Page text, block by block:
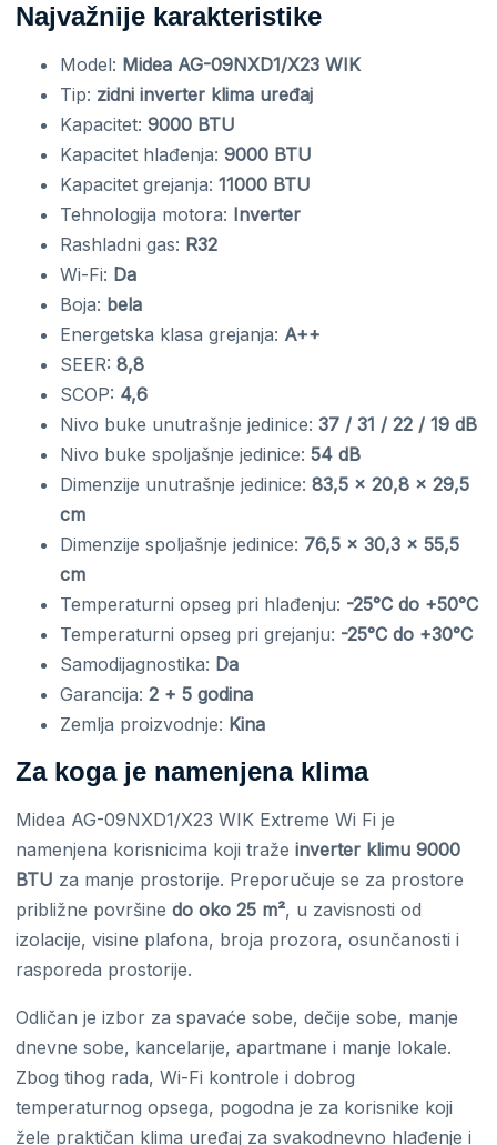
Najvažnije karakteristike
Model: Midea AG-09NXD1/X23 WIK
Tip: zidni inverter klima uređaj
Kapacitet: 9000 BTU
Kapacitet hlađenja: 9000 BTU
Kapacitet grejanja: 11000 BTU
Tehnologija motora: Inverter
Rashladni gas: R32
Wi-Fi: Da
Boja: bela
Energetska klasa grejanja: A++
SEER: 8,8
SCOP: 4,6
Nivo buke unutrašnje jedinice: 37 / 31 / 22 / 19 dB
Nivo buke spoljašnje jedinice: 54 dB
Dimenzije unutrašnje jedinice: 83,5 × 20,8 × 29,5
cm
Dimenzije spoljašnje jedinice: 76,5 × 30,3 × 55,5
cm
Temperaturni opseg pri hlađenju: -25°C do +50°C
Temperaturni opseg pri grejanju: -25°C do +30°C
Samodijagnostika: Da
Garancija: 2 + 5 godina
Zemlja proizvodnje: Kina
Za koga je namenjena klima
Midea AG-09NXD1/X23 WIK Extreme Wi Fi je
namenjena korisnicima koji traže inverter klimu 9000
BTU za manje prostorije. Preporučuje se za prostore
približne površine do oko 25 m², u zavisnosti od
izolacije, visine plafona, broja prozora, osunčanosti i
rasporeda prostorije.
Odličan je izbor za spavaće sobe, dečije sobe, manje
dnevne sobe, kancelarije, apartmane i manje lokale.
Zbog tihog rada, Wi-Fi kontrole i dobrog
temperaturnog opsega, pogodna je za korisnike koji
žele praktičan klima uređaj za svakodnevno hlađenje i